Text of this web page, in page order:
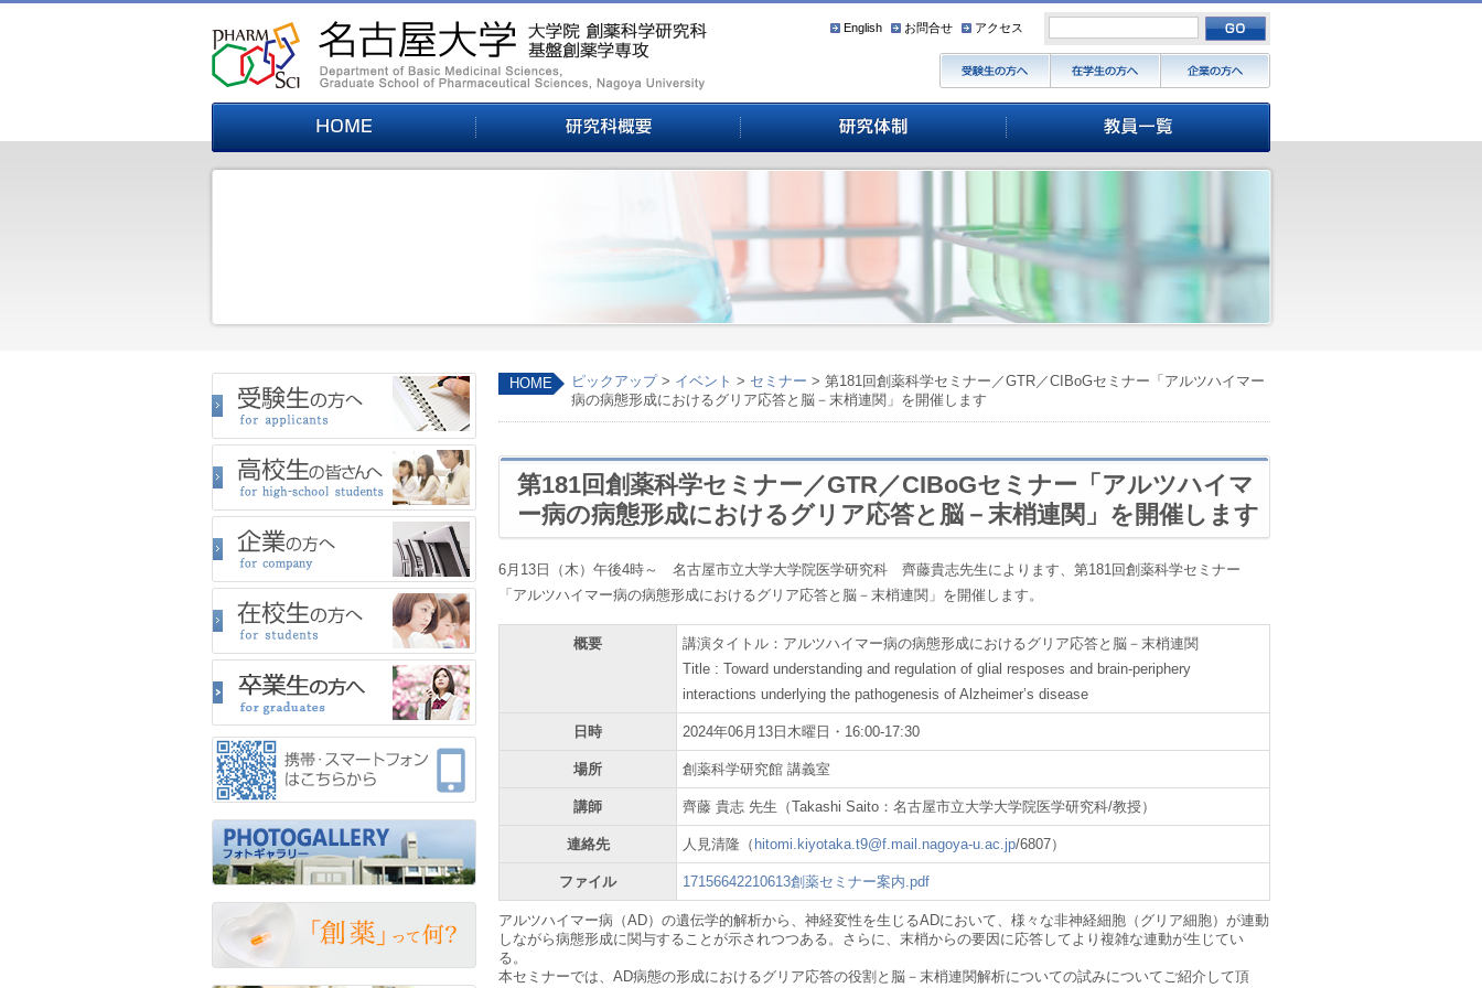
English お問合せ アクセス
HOME ピックアップ> イベント > セミナー > 第181回創薬科学セミナー／GTR／CIBoGセミナー「アルツハイマー
病の病態形成におけるグリア応答と脳－末梢連関」を開催します
第181回創薬科学セミナー／GTR／CIBoGセミナー「アルツハイマ
ー病の病態形成におけるグリア応答と脳－末梢連関」を開催します
6月 13 日（木）午後4時～ 名古屋市立大学大学院医学研究科 齊藤貴志先生によります、第181回創薬科学セミナー
「アルツハイマー病の病態形成におけるグリア応答と脳－末梢連関」を開催します。
概要
講演タイトル：アルツハイマー病の病態形成におけるグリア応答と脳－末梢連関
Title : Toward understanding and regulation of glial resposes and brain-periphery
interactions underlying the pathogenesis of Alzheimer’s disease
日時 2024年06月13日木曜日・16:00-17:30
場所 創薬科学研究館 講義室
講師 齊藤 貴志 先生（Takashi Saito：名古屋市立大学大学院医学研究科/教授）
連絡先 人見清隆（ hitomi.kiyotaka.t9@f.mail.nagoya-u.ac.jp/6807）
ファイル 17156642210613創薬セミナー案内.pdf
アルツハイマー病（AD）の遺伝学的解析から、神経変性を生じるADにおいて、様々な非神経細胞（グリア細胞）が連動
しながら病態形成に関与することが示されつつある。さらに、末梢からの要因に応答してより複雑な連動が生じてい
る。
本セミナーでは、AD病態の形成におけるグリア応答の役割と脳－末梢連関解析についての試みについてご紹介して頂